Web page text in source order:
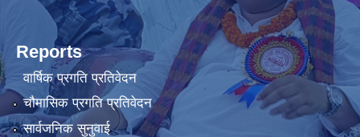
Reports
वार्षिक प्रगति प्रतिवेदन
चौमासिक प्रगति प्रतिवेदन
सार्वजनिक सुनुवाई